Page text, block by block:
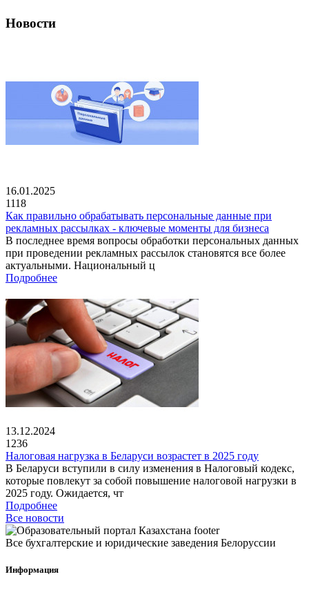
Новости
16.01.2025
1118
Как правильно обрабатывать персональные данные при
рекламных рассылках - ключевые моменты для бизнеса
В последнее время вопросы обработки персональных данных
при проведении рекламных рассылок становятся все более
актуальными. Национальный ц
Подробнее
13.12.2024
1236
Налоговая нагрузка в Беларуси возрастет в 2025 году
В Беларуси вступили в силу изменения в Налоговый кодекс,
которые повлекут за собой повышение налоговой нагрузки в
2025 году. Ожидается, чт
Подробнее
Все новости
Все бухгалтерские и юридические заведения Белоруссии
Информация